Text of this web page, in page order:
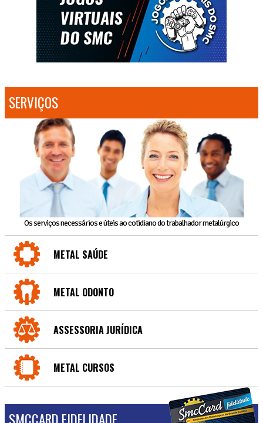
SERVIÇOS
Os serviços necessários e úteis ao cotidiano do trabalhador metalúrgico
METAL SAÚDE
METAL ODONTO
ASSESSORIA JURÍDICA
METAL CURSOS